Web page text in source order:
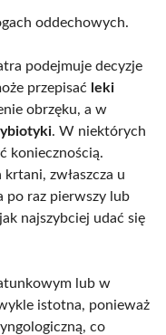
oddechowych.
podejmuje decyzje
przepisać leki
obrzęku, a w
. W niektórych
koniecznością.
zwłaszcza u
po raz pierwszy lub
najszybciej udać się
lub w
istotna, ponieważ
co